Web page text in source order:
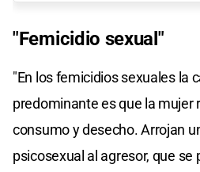
"Femicidio sexual"
"En los femicidios sexuales la
predominante es que la mujer
consumo y desecho. Arrojan
psicosexual al agresor, que se